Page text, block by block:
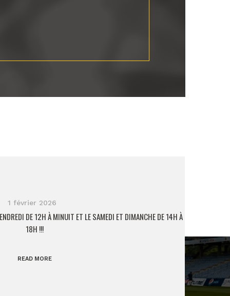
1 février 2026
DE 12H À MINUIT ET LE SAMEDI ET DIMANCHE DE 14H À
18H !!!
READ MORE